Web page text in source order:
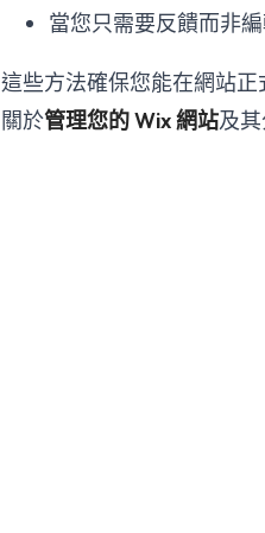
當您只需要反饋而非
這些方法確保您能在網站
關於管理您的 Wix 網站及